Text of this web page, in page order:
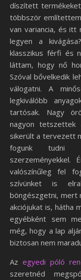
díszített
többször
van variancia, és itt
legyen a
klasszikus férfi és
láttam, hogy nő
Szóval bővelkedik
válogatni. A
legkiválóbb
tartósak. Nagy
nagyon tetszettek
sikerült a tervezett
fogunk tudni
szerzeményekkel.
valószínűleg fel
szívünket is
böngészgetni, mert
akciójukat is, hátha
egyébként sem
még, hogy a lap
biztosan nem
Azegyedi póló
szeretnéd